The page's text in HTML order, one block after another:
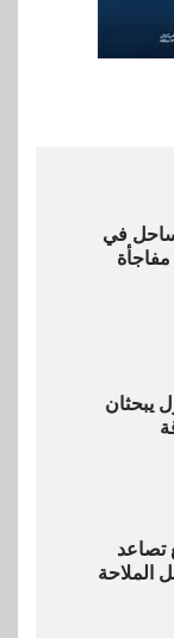
في
يبحثان
تصاعد
الملاحة